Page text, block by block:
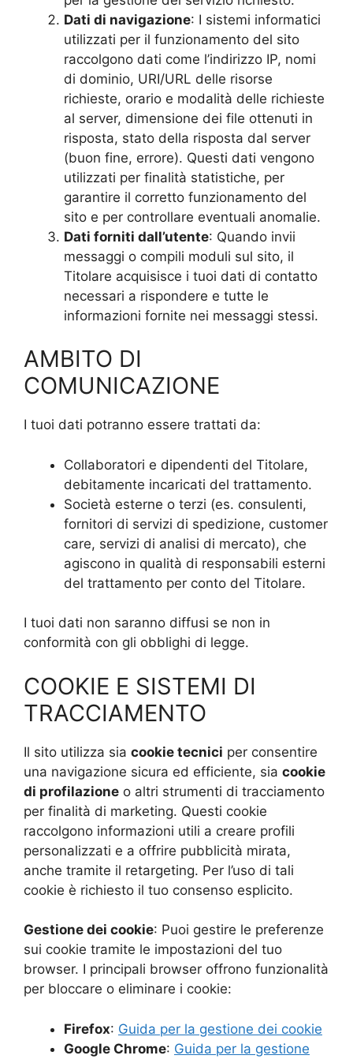
Dati di navigazione: I sistemi informatici
utilizzati per il funzionamento del sito
raccolgono dati come l’indirizzo IP, nomi
di dominio, URI/URL delle risorse
richieste, orario e modalità delle richieste
al server, dimensione dei file ottenuti in
risposta, stato della risposta dal server
(buon fine, errore). Questi dati vengono
utilizzati per finalità statistiche, per
garantire il corretto funzionamento del
sito e per controllare eventuali anomalie.
Dati forniti dall’utente: Quando invii
messaggi o compili moduli sul sito, il
Titolare acquisisce i tuoi dati di contatto
necessari a rispondere e tutte le
informazioni fornite nei messaggi stessi.
AMBITO DI
COMUNICAZIONE
I tuoi dati potranno essere trattati da:
Collaboratori e dipendenti del Titolare,
debitamente incaricati del trattamento.
Società esterne o terzi (es. consulenti,
fornitori di servizi di spedizione, customer
care, servizi di analisi di mercato), che
agiscono in qualità di responsabili esterni
del trattamento per conto del Titolare.
I tuoi dati non saranno diffusi se non in
conformità con gli obblighi di legge.
COOKIE E SISTEMI DI
TRACCIAMENTO
Il sito utilizza sia cookie tecnici per consentire
una navigazione sicura ed efficiente, sia cookie
di profilazione o altri strumenti di tracciamento
per finalità di marketing. Questi cookie
raccolgono informazioni utili a creare profili
personalizzati e a offrire pubblicità mirata,
anche tramite il retargeting. Per l’uso di tali
cookie è richiesto il tuo consenso esplicito.
Gestione dei cookie: Puoi gestire le preferenze
sui cookie tramite le impostazioni del tuo
browser. I principali browser offrono funzionalità
per bloccare o eliminare i cookie:
Firefox: Guida per la gestione dei cookie
Google Chrome: Guida per la gestione